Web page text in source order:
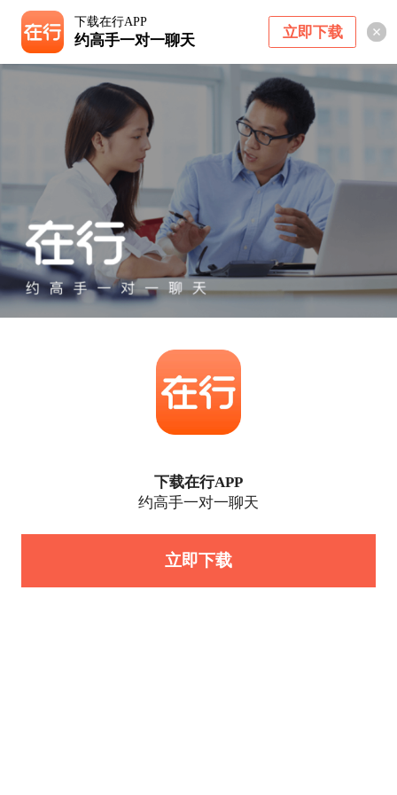
下载在行APP
约高手一对一聊天 立即下载
下载在行APP
约高手一对一聊天
立即下载